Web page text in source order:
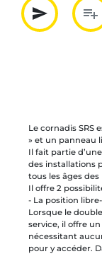
send playlist_add
Le cornadis SRS
» et un panneau
Il fait partie
des installations
tous les âges des
Il offre 2
- La position
Lorsque le
service, il offre
nécessitant
pour y accéder.